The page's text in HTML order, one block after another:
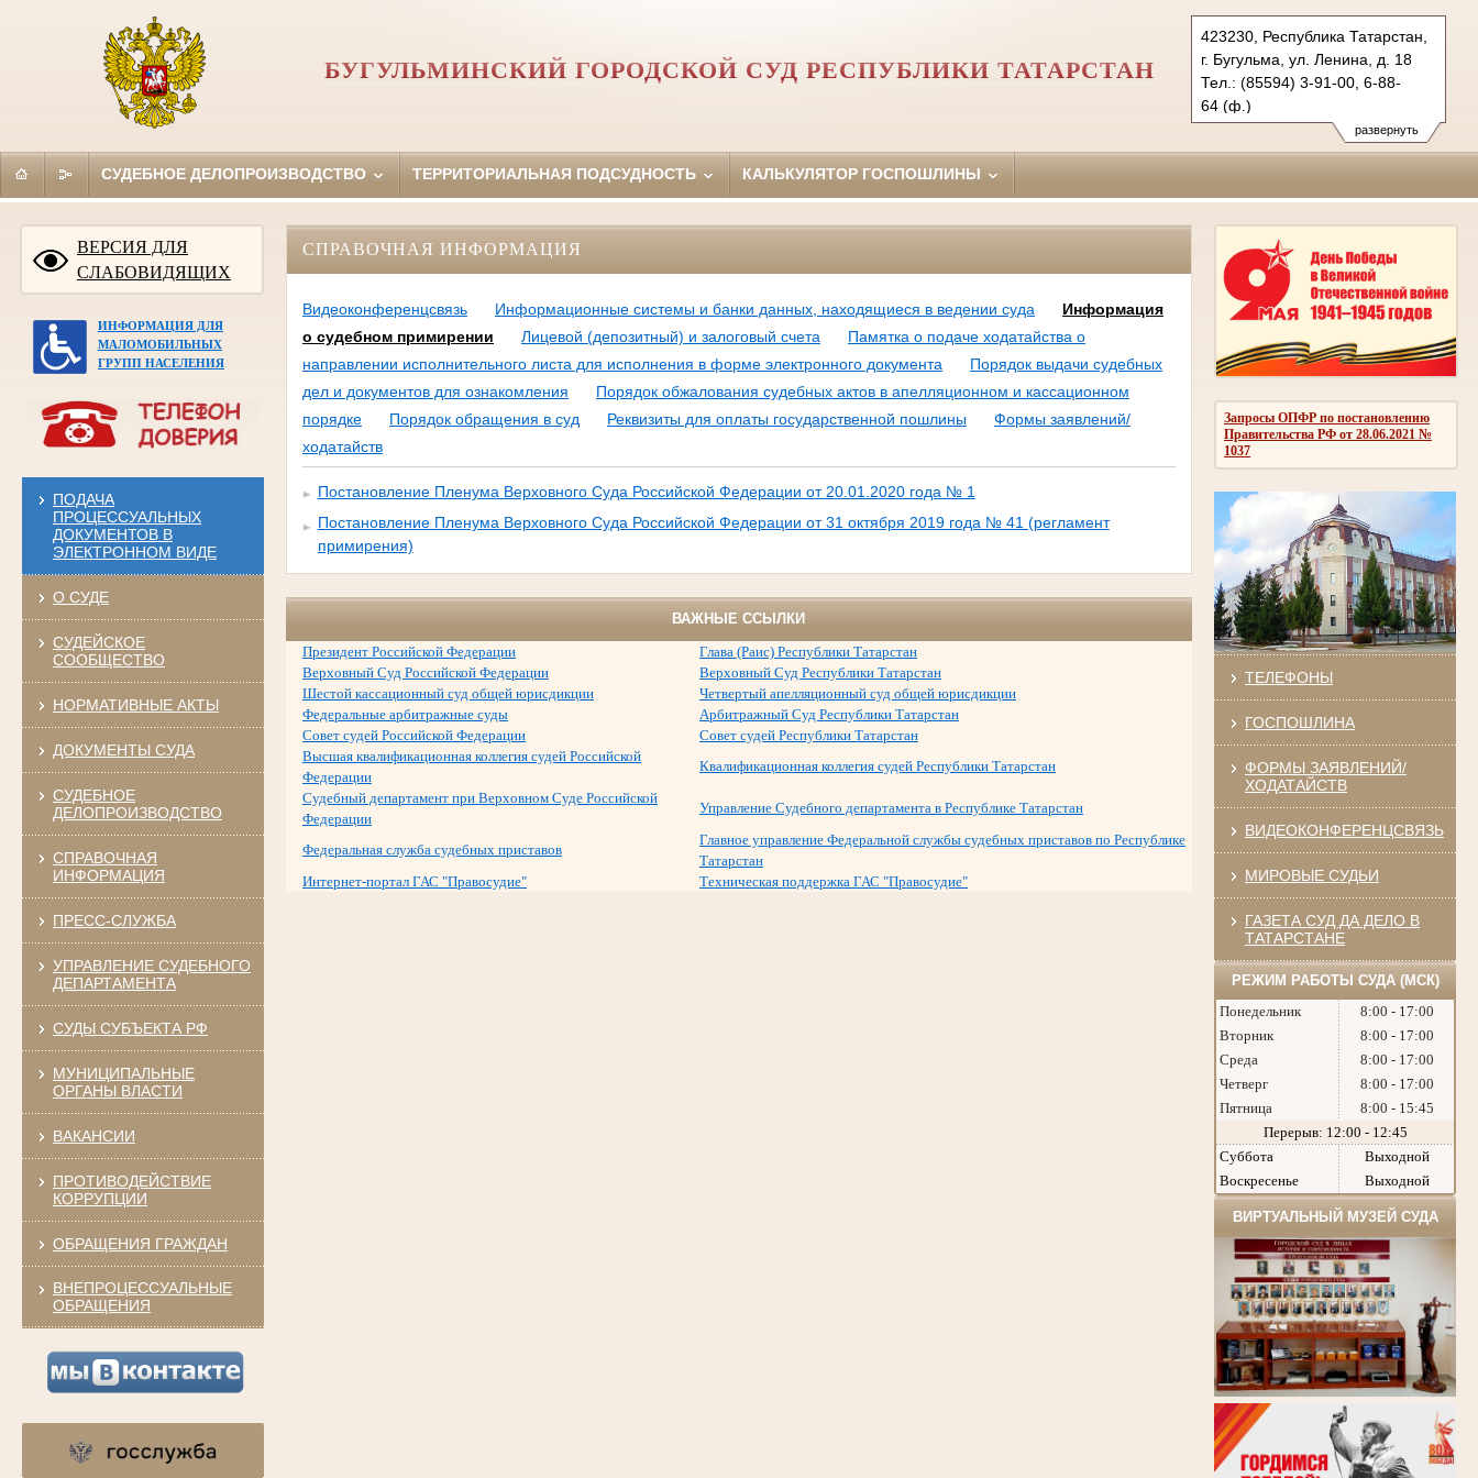
развернуть
423230, Республика Татарстан,
г. Бугульма, ул. Ленина, д. 18
Тел.: (85594) 3-91-00, 6-88-
64 (ф.)
bugulminsky.tat@sudrf.ru
БУГУЛЬМИНСКИЙ ГОРОДСКОЙ СУД РЕСПУБЛИКИ ТАТАРСТАН
СУДЕБНОЕ ДЕЛОПРОИЗВОДСТВО ТЕРРИТОРИАЛЬНАЯ ПОДСУДНОСТЬ КАЛЬКУЛЯТОР ГОСПОШЛИНЫ
ВЕРСИЯ ДЛЯ
СЛАБОВИДЯЩИХ
ИНФОРМАЦИЯ ДЛЯ
МАЛОМОБИЛЬНЫХ
ГРУПП НАСЕЛЕНИЯ
ПОДАЧА
ПРОЦЕССУАЛЬНЫХ
ДОКУМЕНТОВ В
ЭЛЕКТРОННОМ ВИДЕ
О СУДЕ
СУДЕЙСКОЕ
СООБЩЕСТВО
НОРМАТИВНЫЕ АКТЫ
ДОКУМЕНТЫ СУДА
СУДЕБНОЕ
ДЕЛОПРОИЗВОДСТВО
СПРАВОЧНАЯ
ИНФОРМАЦИЯ
ПРЕСС-СЛУЖБА
УПРАВЛЕНИЕ СУДЕБНОГО
ДЕПАРТАМЕНТА
СУДЫ СУБЪЕКТА РФ
МУНИЦИПАЛЬНЫЕ
ОРГАНЫ ВЛАСТИ
ВАКАНСИИ
ПРОТИВОДЕЙСТВИЕ
КОРРУПЦИИ
ОБРАЩЕНИЯ ГРАЖДАН
ВНЕПРОЦЕССУАЛЬНЫЕ
ОБРАЩЕНИЯ
Запросы ОПФР по постановлению
Правительства РФ от 28.06.2021 №
1037
ТЕЛЕФОНЫ
ГОСПОШЛИНА
ФОРМЫ ЗАЯВЛЕНИЙ/
ХОДАТАЙСТВ
ВИДЕОКОНФЕРЕНЦСВЯЗЬ
МИРОВЫЕ СУДЬИ
ГАЗЕТА СУД ДА ДЕЛО В
ТАТАРСТАНЕ
РЕЖИМ РАБОТЫ СУДА (МСК)
Понедельник
8:00 - 17:00
Вторник
8:00 - 17:00
Среда
8:00 - 17:00
Четверг
8:00 - 17:00
Пятница
8:00 - 15:45
Перерыв: 12:00 - 12:45
Суббота
Выходной
Воскресенье
Выходной
ВИРТУАЛЬНЫЙ МУЗЕЙ СУДА
СПРАВОЧНАЯ ИНФОРМАЦИЯ
Видеоконференцсвязь Информационные системы и банки данных, находящиеся в ведении суда
Информация
о судебном примирении
Лицевой (депозитный) и залоговый счета
Памятка о подаче ходатайства о
направлении исполнительного листа для исполнения в форме электронного документа
Порядок выдачи судебных
дел и документов для ознакомления
Порядок обжалования судебных актов в апелляционном и кассационном
порядке
Порядок обращения в суд Реквизиты для оплаты государственной пошлины
Формы заявлений/
ходатайств
Постановление Пленума Верховного Суда Российской Федерации от 20.01.2020 года № 1
Постановление Пленума Верховного Суда Российской Федерации от 31 октября 2019 года № 41 (регламент
примирения)
ВАЖНЫЕ ССЫЛКИ
Президент Российской Федерации
Глава (Раис) Республики Татарстан
Верховный Суд Российской Федерации
Верховный Суд Республики Татарстан
Шестой кассационный суд общей юрисдикции
Четвертый апелляционный суд общей юрисдикции
Федеральные арбитражные суды
Арбитражный Суд Республики Татарстан
Совет судей Российской Федерации
Совет судей Республики Татарстан
Высшая квалификационная коллегия судей Российской
Федерации
Квалификационная коллегия судей Республики Татарстан
Судебный департамент при Верховном Суде Российской
Федерации
Управление Судебного департамента в Республике Татарстан
Федеральная служба судебных приставов
Главное управление Федеральной службы судебных приставов по Республике
Татарстан
Интернет-портал ГАС "Правосудие"
Техническая поддержка ГАС "Правосудие"